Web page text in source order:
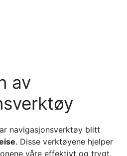
av
navigasjonsverktøy blitt
. Disse verktøyene hjelper
våre effektivt og trygt.